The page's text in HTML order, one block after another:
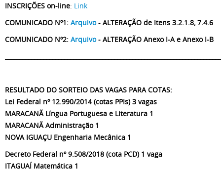
INSCRIÇÕES on-line: Link
COMUNICADO Nº1: Arquivo- ALTERAÇÃO de Itens 3.2.1.8, 7.4.6
COMUNICADO Nº2: Arquivo- ALTERAÇÃO Anexo I-A e Anexo I-B
RESULTADO DO SORTEIO DAS VAGAS PARA COTAS:
Lei Federal nº 12.990/2014 (cotas PPIs) 3 vagas
MARACANÃ Língua Portuguesa e Literatura 1
MARACANÃ Administração 1
NOVA IGUAÇU Engenharia Mecânica 1
Decreto Federal nº 9.508/2018 (cota PCD) 1 vaga
ITAGUAÍ Matemática 1